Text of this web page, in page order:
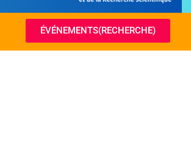
ÉVÉNEMENTS(RECHERCHE)